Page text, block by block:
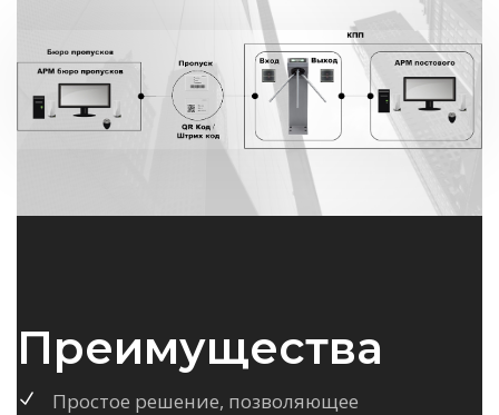
Преимущества
Простое решение, позволяющее